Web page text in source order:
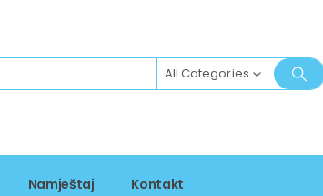
All Categories
Namještaj Kontakt